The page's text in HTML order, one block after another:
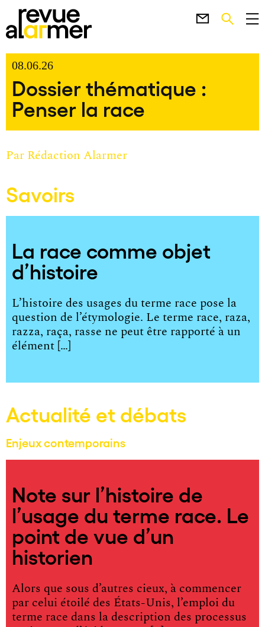
08.06.26
Dossier thématique :
Penser la race
Par Rédaction Alarmer
Savoirs
La race comme objet
d’histoire
L’histoire des usages du terme race pose la
question de l’étymologie. Le terme race, raza,
razza, raça, rasse ne peut être rapporté à un
élément […]
Actualité et débats
Enjeux contemporains
Note sur l’histoire de
l’usage du terme race. Le
point de vue d’un
historien
Alors que sous d’autres cieux, à commencer
par celui étoilé des États-Unis, l’emploi du
terme race dans la description des processus